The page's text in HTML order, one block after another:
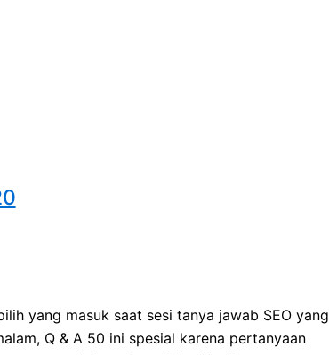
yang masuk saat sesi tanya jawab SEO yang
Q & A 50 ini spesial karena pertanyaan